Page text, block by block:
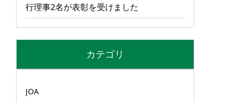
行理事2名が表彰を受けました
カテゴリ
JOA